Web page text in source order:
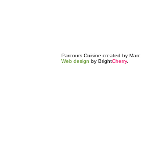
Parcours Cuisine created by
Web design by BrightCherry.